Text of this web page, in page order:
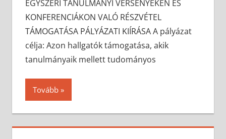
EGYSZERI TANULMÁNYI VERSENYEKEN ÉS
KONFERENCIÁKON VALÓ RÉSZVÉTEL
TÁMOGATÁSA PÁLYÁZATI KIÍRÁSA A pályázat
célja: Azon hallgatók támogatása, akik
tanulmányaik mellett tudományos
Tovább